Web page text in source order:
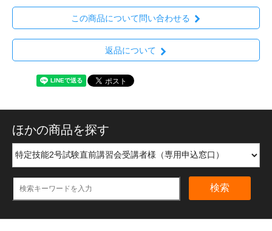
この商品について問い合わせる
返品について
ほかの商品を探す
検索